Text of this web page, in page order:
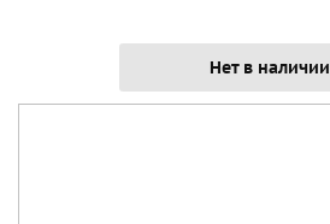
Нет в наличии